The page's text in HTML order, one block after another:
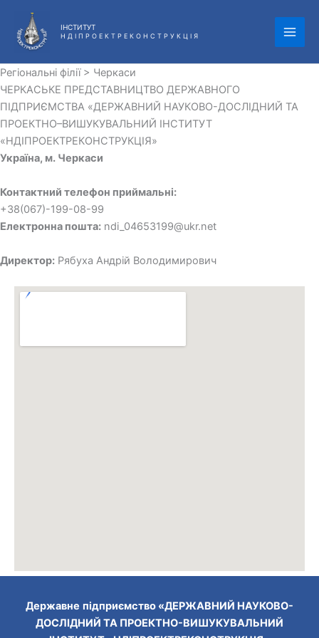
вмісту
ІНСТИТУТ
Н Д І П Р О Е К Т Р Е К О Н С Т Р У К Ц І Я
Регіональні філії > Черкаси
ЧЕРКАСЬКЕ ПРЕД­СТАВ­НИ­ЦТВО ДЕРЖАВНОГО
ПІДПРИЄМСТВА «ДЕРЖАВНИЙ НАУКОВО-ДОСЛІДНИЙ ТА
ПРОЕКТНО–ВИШУКУВАЛЬНИЙ ІНСТИТУТ
«НДІПРОЕКТРЕКОНСТРУКЦІЯ»
Україна, м. Черкаси
Контактний телефон приймальні:
+38(067)-199-08-99
Електронна пошта: ndi_04653199@ukr.net
Директор: Рябуха Андрій Володимирович
Державне підприємство «ДЕРЖАВНИЙ НАУКОВО-
ДОСЛІДНИЙ ТА ПРОЕКТНО-ВИШУКУВАЛЬНИЙ